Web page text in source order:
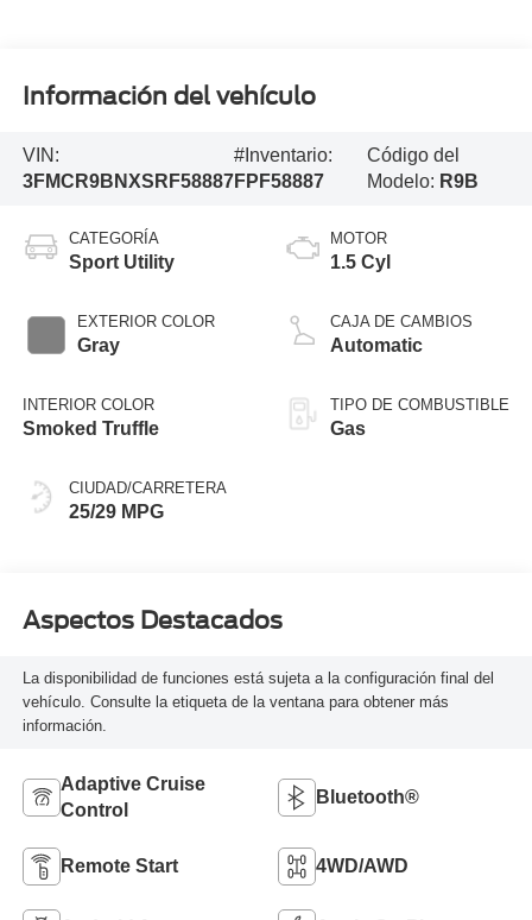
Información del vehículo
VIN:
3FMCR9BNXSRF58887
#Inventario:
FPF58887
Código del
Modelo: R9B
CATEGORÍA
Sport Utility
EXTERIOR COLOR
Gray
INTERIOR COLOR
Smoked Truffle
CIUDAD/CARRETERA
25/29 MPG
MOTOR
1.5 Cyl
CAJA DE CAMBIOS
Automatic
TIPO DE COMBUSTIBLE
Gas
Aspectos Destacados
La disponibilidad de funciones está sujeta a la configuración final del
vehículo. Consulte la etiqueta de la ventana para obtener más
información.
Adaptive Cruise
Control
Bluetooth®
Remote Start 4WD/AWD